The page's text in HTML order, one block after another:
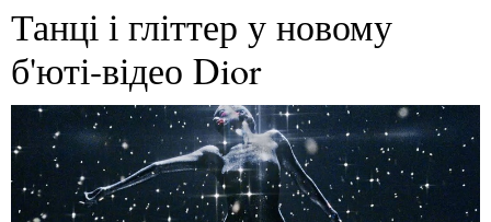
Танці і гліттер у новому
б'юті-відео Dior